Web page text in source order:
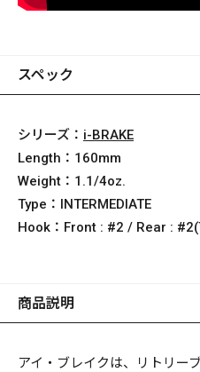
スペック
シリーズ： i-BRAKE
Length： 160mm
Weight： 1.1/4oz.
Type： INTERMEDIATE
Hook： Front : #2 / Rear :
商品説明
アイ・ブレイクは、リトリー